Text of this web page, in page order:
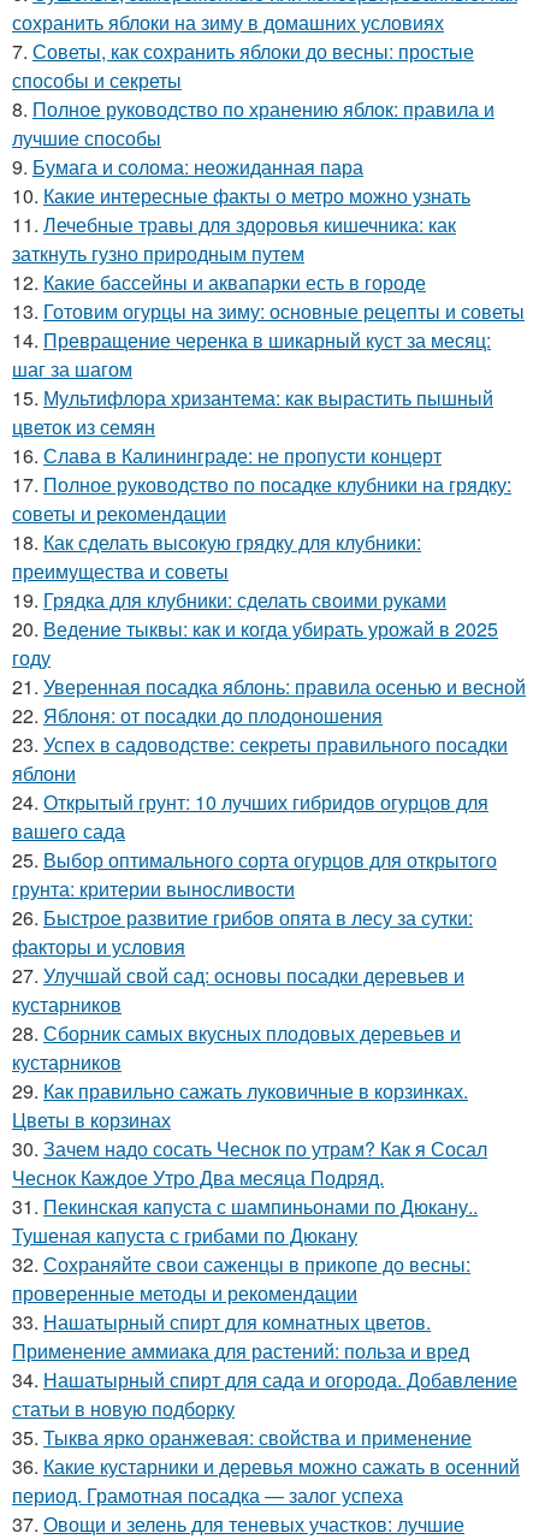
сохранить яблоки на зиму в домашних условиях
7. Советы, как сохранить яблоки до весны: простые
способы и секреты
8. Полное руководство по хранению яблок: правила и
лучшие способы
9. Бумага и солома: неожиданная пара
10. Какие интересные факты о метро можно узнать
11. Лечебные травы для здоровья кишечника: как
заткнуть гузно природным путем
12. Какие бассейны и аквапарки есть в городе
13. Готовим огурцы на зиму: основные рецепты и советы
14. Превращение черенка в шикарный куст за месяц:
шаг за шагом
15. Мультифлора хризантема: как вырастить пышный
цветок из семян
16. Слава в Калининграде: не пропусти концерт
17. Полное руководство по посадке клубники на грядку:
советы и рекомендации
18. Как сделать высокую грядку для клубники:
преимущества и советы
19. Грядка для клубники: сделать своими руками
20. Ведение тыквы: как и когда убирать урожай в 2025
году
21. Уверенная посадка яблонь: правила осенью и весной
22. Яблоня: от посадки до плодоношения
23. Успех в садоводстве: секреты правильного посадки
яблони
24. Открытый грунт: 10 лучших гибридов огурцов для
вашего сада
25. Выбор оптимального сорта огурцов для открытого
грунта: критерии выносливости
26. Быстрое развитие грибов опята в лесу за сутки:
факторы и условия
27. Улучшай свой сад: основы посадки деревьев и
кустарников
28. Сборник самых вкусных плодовых деревьев и
кустарников
29. Как правильно сажать луковичные в корзинках.
Цветы в корзинах
30. Зачем надо сосать Чеснок по утрам? Как я Сосал
Чеснок Каждое Утро Два месяца Подряд.
31. Пекинская капуста с шампиньонами по Дюкану..
Тушеная капуста с грибами по Дюкану
32. Сохраняйте свои саженцы в прикопе до весны:
проверенные методы и рекомендации
33. Нашатырный спирт для комнатных цветов.
Применение аммиака для растений: польза и вред
34. Нашатырный спирт для сада и огорода. Добавление
статьи в новую подборку
35. Тыква ярко оранжевая: свойства и применение
36. Какие кустарники и деревья можно сажать в осенний
период. Грамотная посадка — залог успеха
37. Овощи и зелень для теневых участков: лучшие